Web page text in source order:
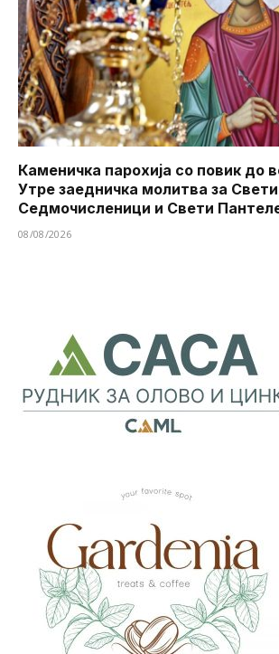
Каменичка парохија со повик до
Утре заедничка молитва за
Седмочисленици и Свети
08/08/2026